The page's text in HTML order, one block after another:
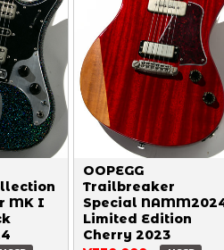
MK I
OOPEGG
Trailbreaker
Special
Limited Edition
Cherry 2023